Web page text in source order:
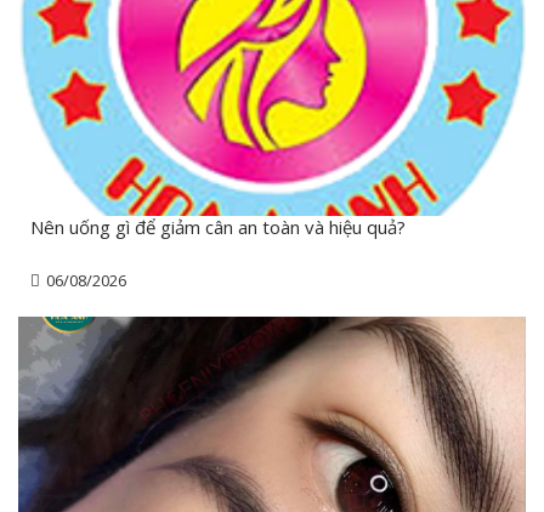
Nên uống gì để giảm cân an toàn và hiệu quả?
06/08/2026